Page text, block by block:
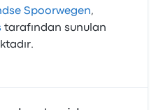
Spoorwegen,
tarafından sunulan